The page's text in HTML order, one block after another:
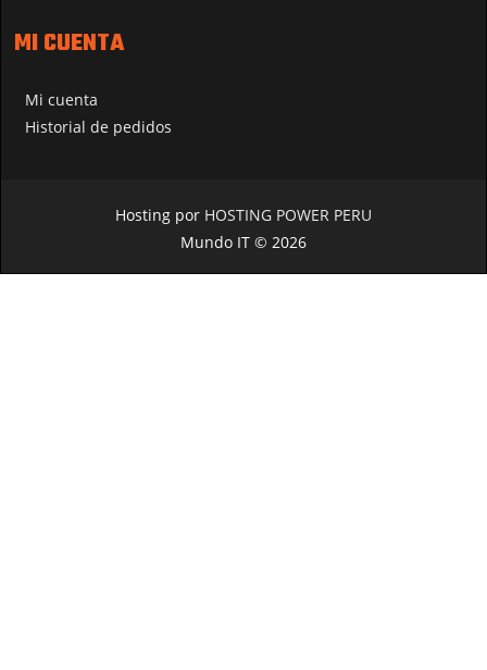
MI CUENTA
Mi cuenta
Historial de pedidos
Hosting por HOSTING POWER PERU
Mundo IT © 2026